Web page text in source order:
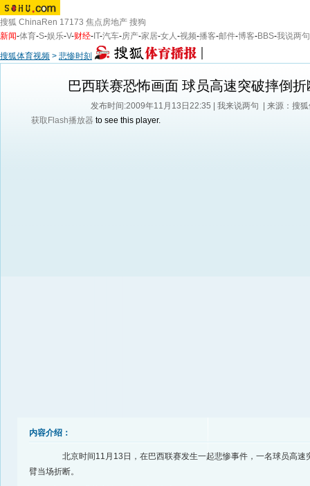
搜狐 ChinaRen 17173 焦点房地产 搜狗
新闻-体育-S-娱乐-V-财经- IT-汽车-房产-家居-女人-视频-播客-邮件-博客-BBS-我说两句
搜狐体育视频 > 悲惨时刻
巴西联赛恐怖画面 球员高速突破摔倒折
发布时间:2009年11月13日22:35 | 我来说两句
| 来源：搜
获取Flash播放器 to see this player.
内容介绍：
北京时间11月13日，在巴西联赛发生一起悲惨事件，一名球员高速
臂当场折断。